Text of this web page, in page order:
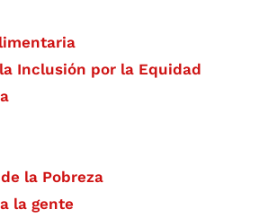
Inclusión por la Equidad
la Pobreza
la gente